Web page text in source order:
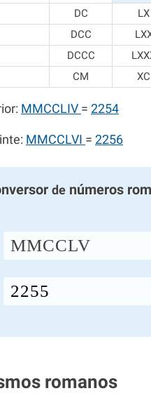
DC LX
DCC
DCCC
CM XC
MMCCLIV = 2254
MMCCLVI = 2256
denúmeros
MMCCLV
romanos